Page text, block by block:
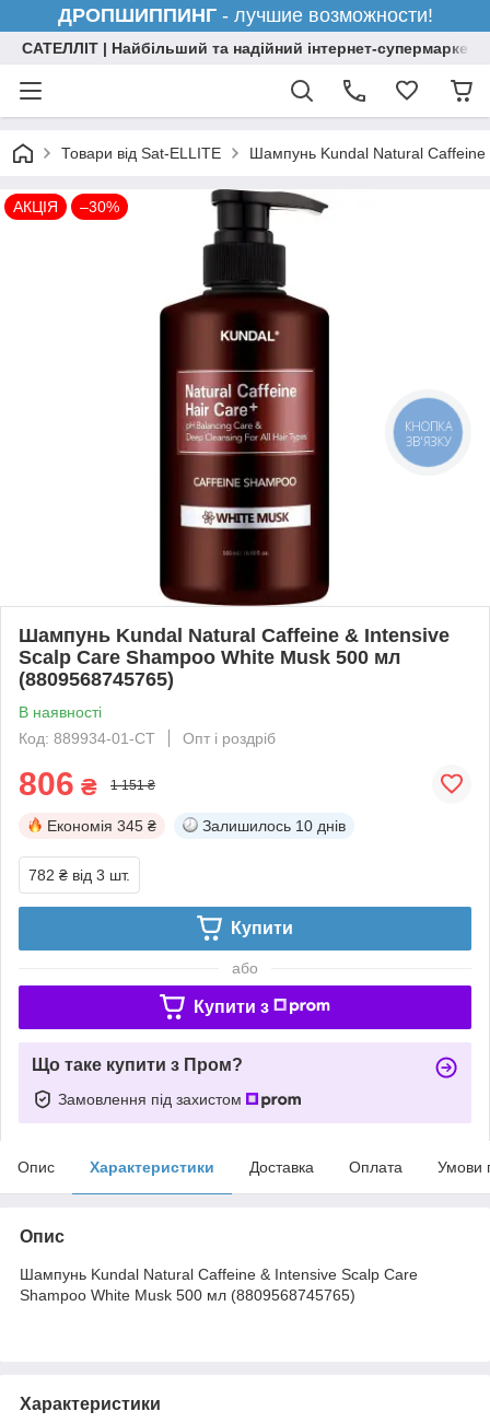
ДРОПШИППИНГ- лучшие возможности!
САТЕЛЛІТ | Найбільший та надійний інтернет-супермаркет
Товари від Sat-ELLITE Шампунь Kundal Natural
АКЦІЯ –30%
Шампунь Kundal Natural Caffeine & Intensive
Scalp Care Shampoo White Musk 500 мл
(8809568745765)
В наявності
Код: 889934-01-СТ
Опт і роздріб
806 ₴ 1 151 ₴
Економія 345 ₴ Залишилось 10 днів
782 ₴ від 3 шт.
Купити
або
Купити з
Що таке купити з Пром?
Замовлення під захистом
Опис Характеристики Доставка Оплата Умови
Опис
Шампунь Kundal Natural Caffeine & Intensive Scalp Care
Shampoo White Musk 500 мл (8809568745765)
Характеристики
КНОПКА
ЗВ'ЯЗКУ